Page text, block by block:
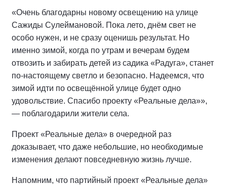
«Очень благодарны новому освещению на улице
Сажиды Сулеймановой. Пока лето, днём свет не
особо нужен, и не сразу оценишь результат. Но
именно зимой, когда по утрам и вечерам будем
отвозить и забирать детей из садика «Радуга», станет
по-настоящему светло и безопасно. Надеемся, что
зимой идти по освещённой улице будет одно
удовольствие. Спасибо проекту «Реальные дела»»,
— поблагодарили жители села.
Проект «Реальные дела» в очередной раз
доказывает, что даже небольшие, но необходимые
изменения делают повседневную жизнь лучше.
Напомним, что партийный проект «Реальные дела»